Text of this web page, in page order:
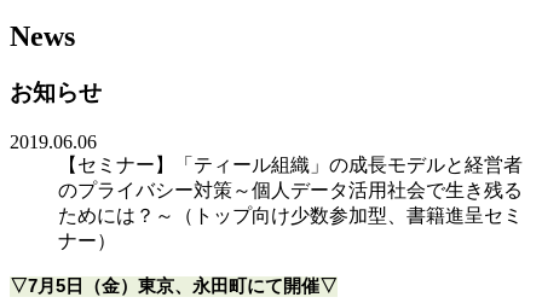
News
お知らせ
2019.06.06
【セミナー】「ティール組織」の成長モデルと経営者
のプライバシー対策～個人データ活用社会で生き残る
ためには？～（トップ向け少数参加型、書籍進呈セミ
ナー）
▽7月5日（金）東京、永田町にて開催▽